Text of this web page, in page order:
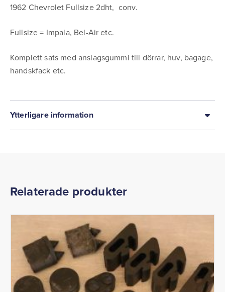
1962 Chevrolet Fullsize 2dht, conv.
Fullsize = Impala, Bel-Air etc.
Komplett sats med anslagsgummi till dörrar, huv, bagage,
handskfack etc.
Ytterligare information
Relaterade produkter